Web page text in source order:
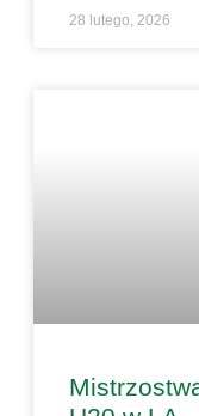
28 lutego, 2026